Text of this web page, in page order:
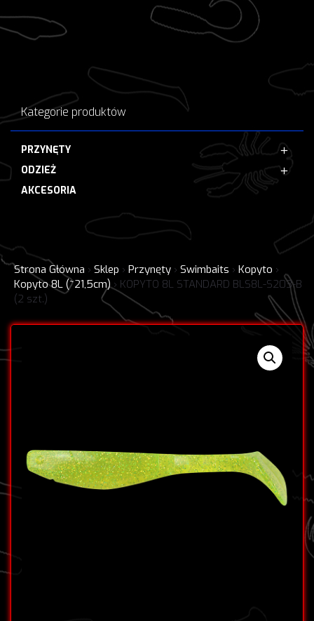
Kategorie produktów
PRZYNĘTY
ODZIEŻ
AKCESORIA
Strona Główna › Sklep › Przynęty › Swimbaits › Kopyto ›
Kopyto 8L (~21,5cm) › KOPYTO 8L STANDARD BLS8L-S203-B
(2 szt.)